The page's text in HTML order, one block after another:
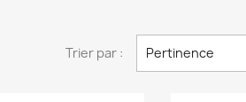
Trier par : Pertinence